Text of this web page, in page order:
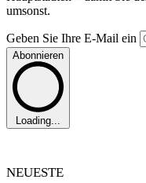
umsonst.
Geben Sie Ihre E-Mail ein
Abonnieren
Loading...
NEUESTE